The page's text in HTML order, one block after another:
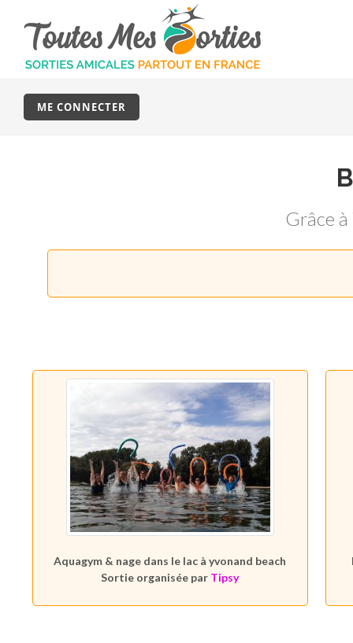
ME CONNECTER
Grâce
Aquagym & nage dans le lac à yvonand beach
Sortie organisée par Tipsy